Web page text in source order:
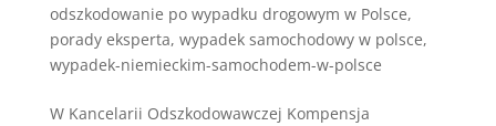
odszkodowanie po wypadku drogowym w Polsce,
porady eksperta, wypadek samochodowy w polsce,
wypadek-niemieckim-samochodem-w-polsce
W Kancelarii Odszkodowawczej Kompensja